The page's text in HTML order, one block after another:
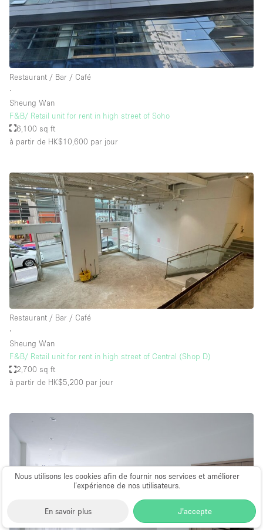
Nous utilisons les cookies afin de fournir nos services et améliorer
l’expérience de nos utilisateurs.
En savoir plus J'accepte
Restaurant / Bar / Café
∙
Sheung Wan
F&B/ Retail unit for rent in high street of Soho
6,100 sq ft
à partir de HK$10,600 par jour
Restaurant / Bar / Café
∙
Sheung Wan
F&B/ Retail unit for rent in high street of Central (Shop D)
2,700 sq ft
à partir de HK$5,200 par jour